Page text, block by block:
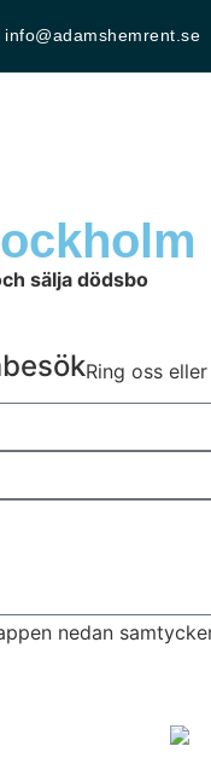
info@adamshemrent.se
sälja dödsbo
Ring oss
nedan